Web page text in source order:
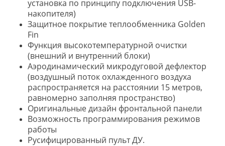
установка по принципу подключения USB-
накопителя)
Защитное покрытие теплообменника Golden
Fin
Функция высокотемпературной очистки
(внешний и внутренний блоки)
Аэродинамический микродуговой дефлектор
(воздушный поток охлажденного воздуха
распространяется на расстоянии 15 метров,
равномерно заполняя пространство)
Оригинальные дизайн фронтальной панели
Возможность программирования режимов
работы
Русифицированный пульт ДУ.